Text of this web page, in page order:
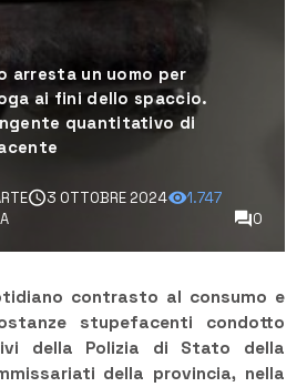
arresta un uomo per
ai fini dello spaccio.
quantitativo di
3 OTTOBRE 2024
1.747
0
contrasto al consumo e
stupefacenti condotto
della Polizia di Stato della
della provincia, nella